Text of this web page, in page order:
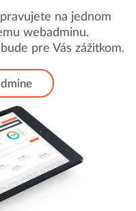
na jednom
webadminu.
bude pre Vás zážitkom.